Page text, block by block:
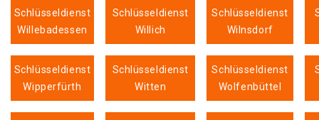
Schlüsseldienst
Willebadessen
Schlüsseldienst
Willich
Schlüsseldienst
Wilnsdorf
Schlüsseldienst
Wipperfürth
Schlüsseldienst
Witten
Schlüsseldienst
Wolfenbüttel